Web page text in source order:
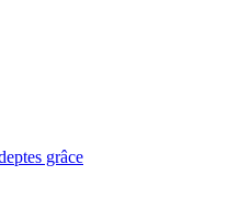
grâce